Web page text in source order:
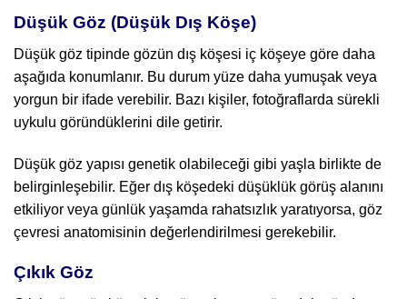
Düşük Göz (Düşük Dış Köşe)
Düşük göz tipinde gözün dış köşesi iç köşeye göre daha
aşağıda konumlanır. Bu durum yüze daha yumuşak veya
yorgun bir ifade verebilir. Bazı kişiler, fotoğraflarda sürekli
uykulu göründüklerini dile getirir.
Düşük göz yapısı genetik olabileceği gibi yaşla birlikte de
belirginleşebilir. Eğer dış köşedeki düşüklük görüş alanını
etkiliyor veya günlük yaşamda rahatsızlık yaratıyorsa, göz
çevresi anatomisinin değerlendirilmesi gerekebilir.
Çıkık Göz